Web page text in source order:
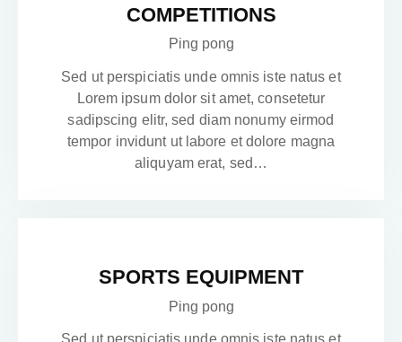
COMPETITIONS
Ping pong
Sed ut perspiciatis unde omnis iste natus et
Lorem ipsum dolor sit amet, consetetur
sadipscing elitr, sed diam nonumy eirmod
tempor invidunt ut labore et dolore magna
aliquyam erat, sed…
SPORTS EQUIPMENT
Ping pong